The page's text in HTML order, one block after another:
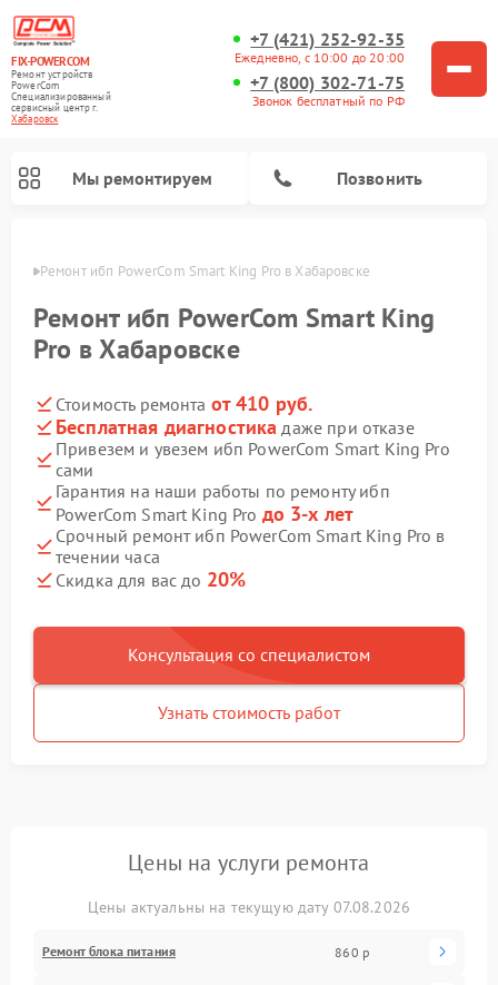
FIX-POWERCOM
Ремонт устройств
PowerCom
Специализированный
cервисный центр г.
Хабаровск
+7 (421) 252-92-35
Ежедневно, с 10:00 до 20:00
+7 (800) 302-71-75
Звонок бесплатный по РФ
Мы ремонтируем Позвонить
Ремонт ибп PowerCom Smart King Pro в Хабаровске
Ремонт ибп PowerCom Smart King
Pro в Хабаровске
Стоимость ремонта от 410 руб.
Бесплатная диагностика даже при отказе
Привезем и увезем ибп PowerCom Smart King Pro
сами
Гарантия на наши работы по ремонту ибп
PowerCom Smart King Pro до 3-х лет
Срочный ремонт ибп PowerCom Smart King Pro в
течении часа
Скидка для вас до 20%
Консультация со специалистом
Узнать стоимость работ
Цены на услуги ремонта
Цены актуальны на текущую дату 07.08.2026
Ремонт блока питания 860 р